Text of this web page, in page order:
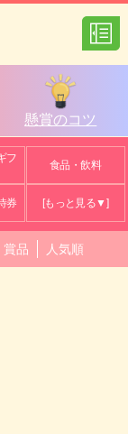
懸賞のコツ
フ
食品・飲料
券 [もっと見る▼]
賞品 人気順